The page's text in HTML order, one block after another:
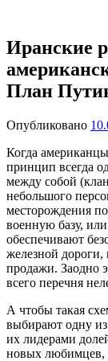
содержимому
один
сайт
на
WordPress
Иранские
План
Опубликовано
Когда
принцип всегда
между собой
небольшого
месторождения
военную базу,
обеспечивают
железной дороги,
продажи. Заодно
всего перечня
А чтобы такая
выбирают одну из
их лидерами
новых любимцев,